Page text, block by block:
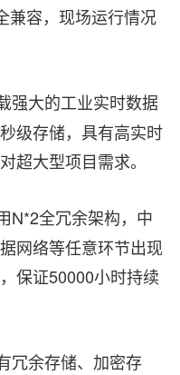
兼容，现场运行情况
强大的工业实时数据
级存储，具有高实时
超大型项目需求。
N*2全冗余架构，中
网络等任意环节出现
保证50000小时持续
冗余存储、加密存